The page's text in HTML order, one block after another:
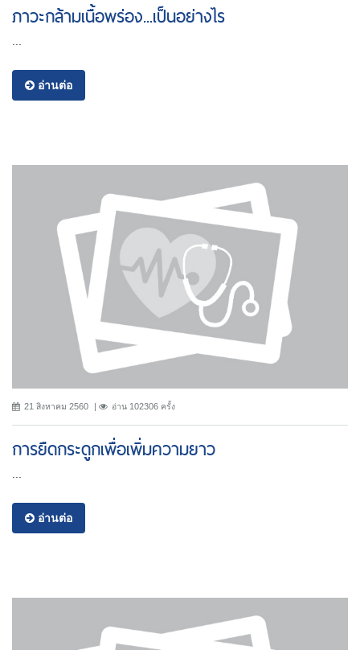
ภาวะกล้ามเนื้อพร่อง...เป็นอย่างไร
อ่านต่อ
21 สิงหาคม 2560 อ่าน 102306 ครั้ง
การยืดกระดูกเพื่อเพิ่มความยาว
...
อ่านต่อ